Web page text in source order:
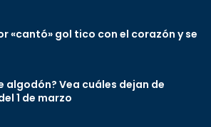
«cantó» gol tico con el corazón y se
algodón? Vea cuáles dejan de
1 de marzo